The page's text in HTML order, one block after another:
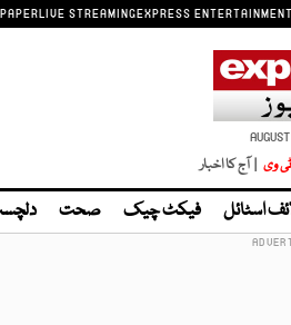
LIVE STREAMINGEXPRESS ENTERTAINMENT
ٹی وی | آج کا اخبار
اسٹائل فیکٹ چیک صحت